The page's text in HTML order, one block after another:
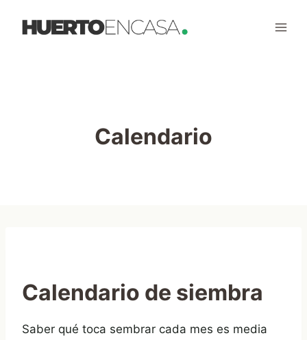
Calendario
Calendario de siembra
Saber qué toca sembrar cada mes es media